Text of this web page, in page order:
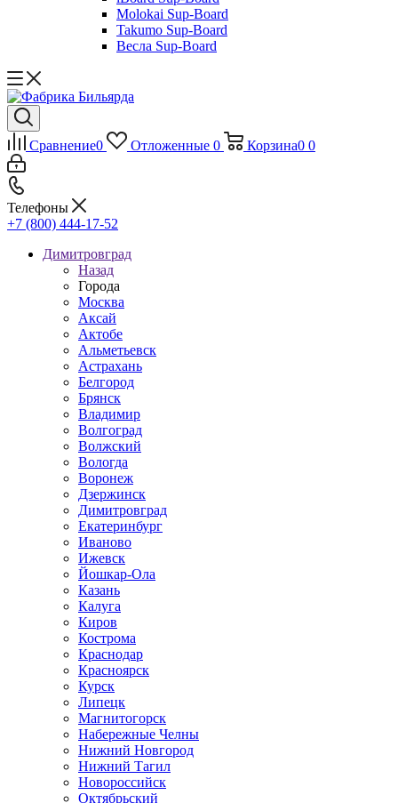
Molokai Sup-Board
Takumo Sup-Board
Весла Sup-Board
Сравнение0 Отложенные 0 Корзина0 0
Телефоны
+7 (800) 444-17-52
Димитровград
Назад
Города
Москва
Аксай
Актобе
Альметьевск
Астрахань
Белгород
Брянск
Владимир
Волгоград
Волжский
Вологда
Воронеж
Дзержинск
Димитровград
Екатеринбург
Иваново
Ижевск
Йошкар-Ола
Казань
Калуга
Киров
Кострома
Краснодар
Красноярск
Курск
Липецк
Магнитогорск
Набережные Челны
Нижний Новгород
Нижний Тагил
Новороссийск
Октябрьский